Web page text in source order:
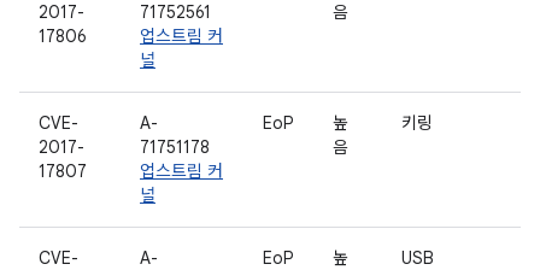
2017-
17806
71752561
업스트림 커
널
음
CVE-
2017-
17807
A-
71751178
업스트림 커
널
EoP
높
음
키링
CVE-
A-
EoP
높
USB